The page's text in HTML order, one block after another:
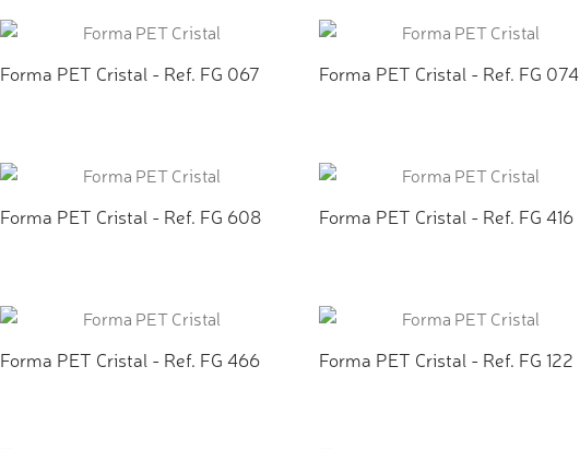
Forma PET Cristal - Ref. FG 067 Forma PET Cristal - Ref. FG 074
Forma PET Cristal - Ref. FG 608 Forma PET Cristal - Ref. FG 416
Forma PET Cristal - Ref. FG 466 Forma PET Cristal - Ref. FG 122